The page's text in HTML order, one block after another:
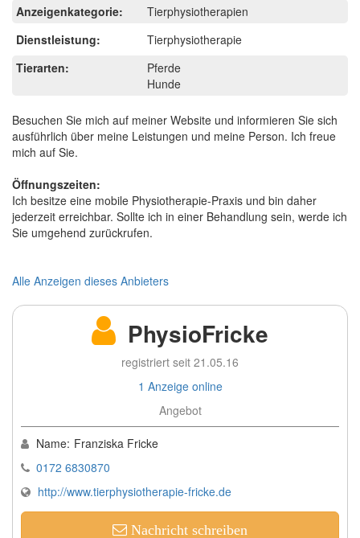
Anzeigenkategorie:
Tierphysiotherapien
Dienstleistung:
Tierphysiotherapie
Tierarten:
Pferde
Hunde
Besuchen Sie mich auf meiner Website und informieren Sie sich
ausführlich über meine Leistungen und meine Person. Ich freue
mich auf Sie.
Öffnungszeiten:
Ich besitze eine mobile Physiotherapie-Praxis und bin daher
jederzeit erreichbar. Sollte ich in einer Behandlung sein, werde ich
Sie umgehend zurückrufen.
Alle Anzeigen dieses Anbieters
PhysioFricke
registriert seit 21.05.16
1 Anzeige online
Angebot
Name: Franziska Fricke
0172 6830870
http://www.tierphysiotherapie-fricke.de
Nachricht schreiben